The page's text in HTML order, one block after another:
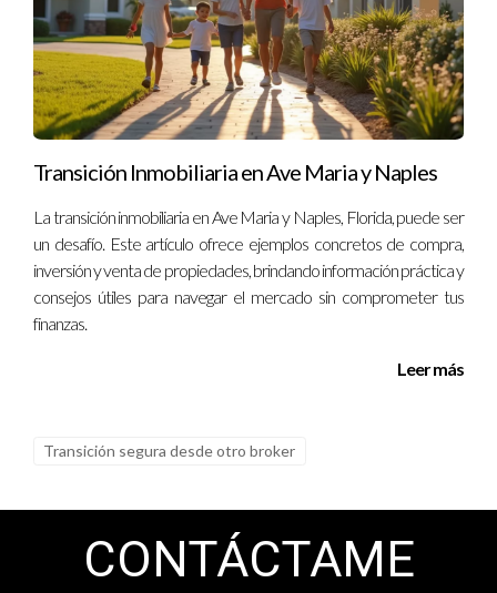
dudes en contactarme al(130) 577-6486. Estoy aquí para
ayudarte a tomar decisiones informadas sobre tu equipo y tu
liderazgo.
Transición Inmobiliaria en Ave Maria y Naples
La transición inmobiliaria en Ave Maria y Naples, Florida, puede ser
un desafío. Este artículo ofrece ejemplos concretos de compra,
inversión y venta de propiedades, brindando información práctica y
consejos útiles para navegar el mercado sin comprometer tus
finanzas.
Leer más
Transición segura desde otro broker
CONTÁCTAME